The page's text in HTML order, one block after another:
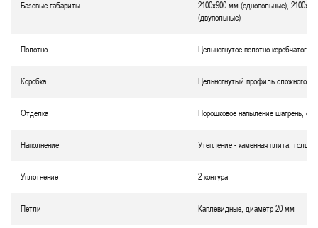
Базовые габариты
2100х900 мм (однопольные),
(двупольные)
Полотно Цельногнутое полотно коробчатого
Коробка Цельногнутый профиль сложного
Отделка Порошковое напыление шагрень,
Наполнение Утепление - каменная плита,
Уплотнение 2 контура
Петли Каплевидные, диаметр 20 мм